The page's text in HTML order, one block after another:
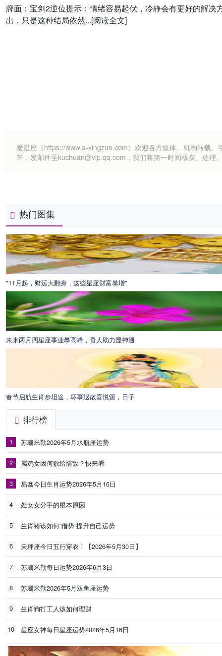
牌面：宝剑2逆位提示：情绪容易起伏，冷静会有更好的解
出，只是这种结局依然...[阅读全文]
爱星座（https://www.a-xingzuo.com）欢迎各方媒体、机构转载
等，发邮件至kuchuan@vip.qq.com，我们将第一时间核实、处理
热门图集
"11月起，财运大翻身，这些星座财富暴增"
未来两月四星座事业攀高峰，贵人助力显神通
春节启航生肖步坦途，坏事退散喜悦留，日子
排行榜
1 苏珊米勒2026年5月水瓶座运势
2 属鸡女因何败给情敌？快来看
3 易鑫今日生肖运势2026年5月16日
4 处女女分手的根本原因
5 生肖猪该如何“借势”提升自己运势
6 天秤座今日五行穿衣！【2026年5月30日】
7 苏珊米勒每日运势2026年6月3日
8 苏珊米勒2026年5月双鱼座运势
9 生肖狗打工人该如何理财
10 星座女神每日星座运势2026年5月16日